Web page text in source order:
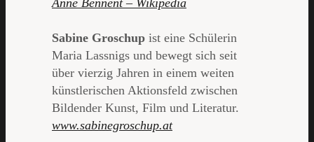
Anne Bennent – Wikipedia
Sabine Groschup ist eine Schülerin
Maria Lassnigs und bewegt sich seit
über vierzig Jahren in einem weiten
künstlerischen Aktionsfeld zwischen
Bildender Kunst, Film und Literatur.
www.sabinegroschup.at